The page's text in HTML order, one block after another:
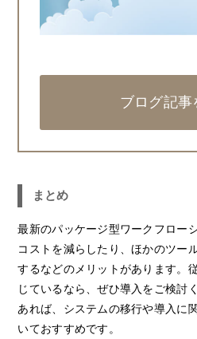
ブログ記事
まとめ
最新のパッケージ型ワークフロー
コストを減らしたり、ほかのツー
するなどのメリットがあります。
じているなら、ぜひ導入をご検討
あれば、システムの移行や導入に
いておすすめです。